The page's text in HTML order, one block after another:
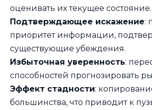
оценивать их текущее состояние.
Подтверждающее искажение:
приоритет информации,
существующие убеждения.
Избыточная уверенность:
способностей прогнозировать
Эффект стадности:
большинства, что приводит к